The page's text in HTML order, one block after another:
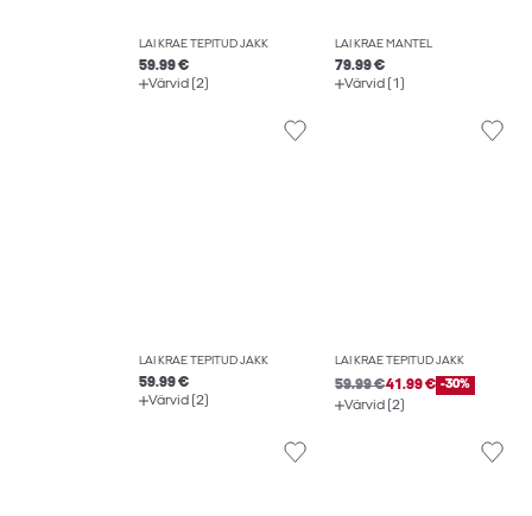
LAI KRAE TEPITUD JAKK
59.99 €
Värvid (2)
LAI KRAE MANTEL
79.99 €
Värvid (1)
LAI KRAE TEPITUD JAKK
59.99 €
Värvid (2)
LAI KRAE TEPITUD JAKK
59.99 €41.99 € -30%
Värvid (2)